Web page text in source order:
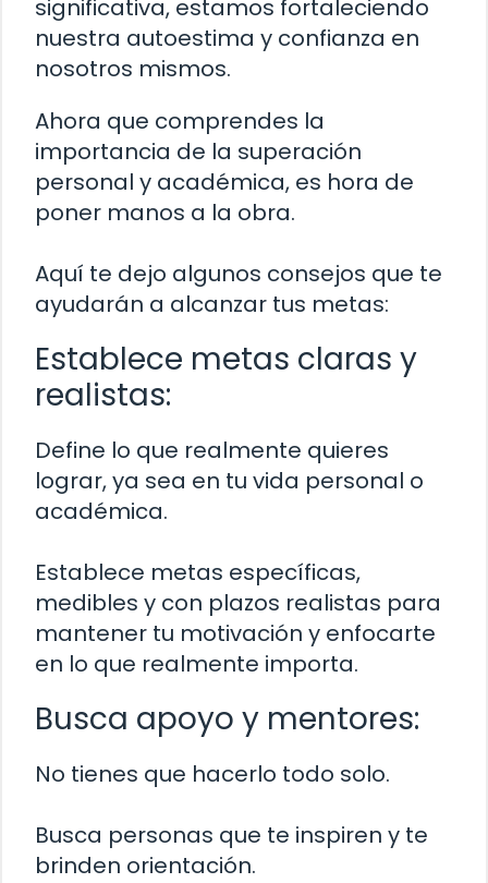
significativa, estamos fortaleciendo
nuestra autoestima y confianza en
nosotros mismos.
Ahora que comprendes la
importancia de la superación
personal y académica, es hora de
poner manos a la obra.
Aquí te dejo algunos consejos que te
ayudarán a alcanzar tus metas:
Establece metas claras y
realistas:
Define lo que realmente quieres
lograr, ya sea en tu vida personal o
académica.
Establece metas específicas,
medibles y con plazos realistas para
mantener tu motivación y enfocarte
en lo que realmente importa.
Busca apoyo y mentores:
No tienes que hacerlo todo solo.
Busca personas que te inspiren y te
brinden orientación.